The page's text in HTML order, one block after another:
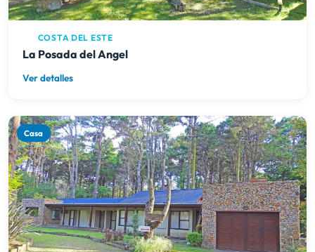
COSTA DEL ESTE
La Posada del Angel
Ver detalles
Casa